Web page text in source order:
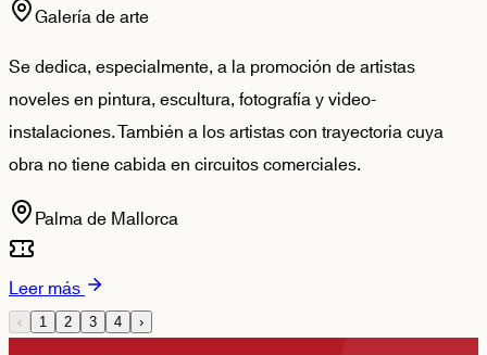
Galería de arte
Se dedica, especialmente, a la promoción de artistas
noveles en pintura, escultura, fotografía y video-
instalaciones. También a los artistas con trayectoria cuya
obra no tiene cabida en circuitos comerciales.
Palma de Mallorca
Leer más
‹ 1 2 3 4 ›